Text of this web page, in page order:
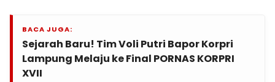
BACA JUGA:
Sejarah Baru! Tim Voli Putri Bapor Korpri
Lampung Melaju ke Final PORNAS KORPRI
XVII